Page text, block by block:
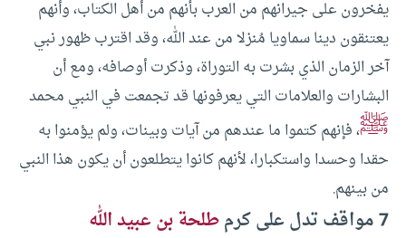
يفخرون على جيرانهم من العرب بأنهم من أهل الكتاب، وأنهم
يعتنقون دينا سماويا مُنزلا من عند الله، وقد اقترب ظهور نبي
آخر الزمان الذي بشرت به التوراة، وذكرت أوصافه، ومع أن
البشارات والعلامات التي يعرفونها قد تجمعت في النبي محمد
ﷺ، فإنهم كتموا ما عندهم من آيات وبينات، ولم يؤمنوا به
حقدا وحسدا واستكبارا، لأنهم كانوا يتطلعون أن يكون هذا النبي
من بينهم.
7 مواقف تدل على كرم
طلحة بن عبيد الله